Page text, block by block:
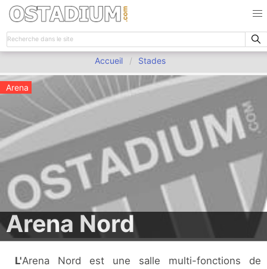
Accueil Stades
Arena
Arena Nord
L'Arena Nord est une salle multi-fonctions de